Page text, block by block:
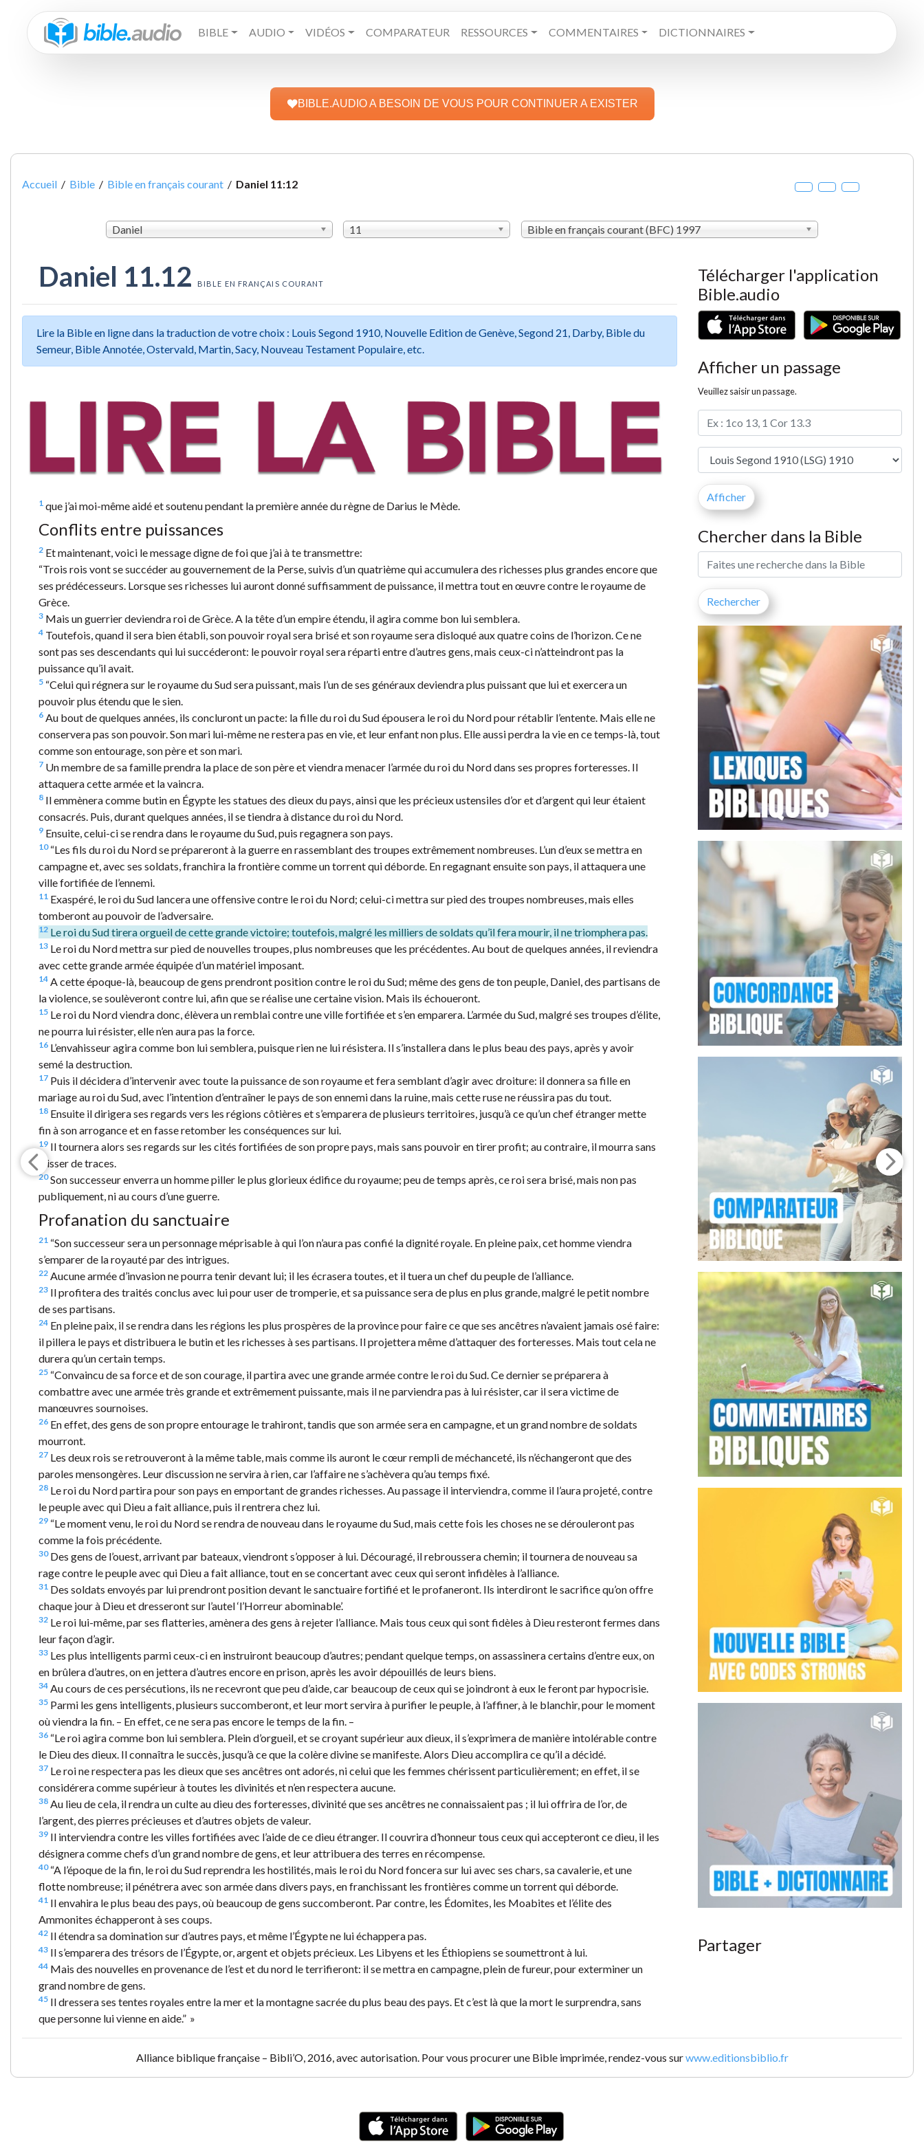
BIBLE AUDIO VIDÉOS COMPARATEUR RESSOURCES COMMENTAIRES DICTIONNAIRES
BIBLE.AUDIO A BESOIN DE VOUS POUR CONTINUER A EXISTER
Accueil / Bible / Bible en français courant / Daniel 11:12
Daniel 11 Bible en français courant (BFC) 1997
Daniel 11.12 BIBLE EN FRANÇAIS COURANT
Lire la Bible en ligne dans la traduction de votre choix : Louis Segond 1910, Nouvelle Edition de Genève, Segond 21, Darby, Bible du
Semeur, Bible Annotée, Ostervald, Martin, Sacy, Nouveau Testament Populaire, etc.
1 que j’ai moi-même aidé et soutenu pendant la première année du règne de Darius le Mède.
Conflits entre puissances
2 Et maintenant, voici le message digne de foi que j’ai à te transmettre:
“Trois rois vont se succéder au gouvernement de la Perse, suivis d’un quatrième qui accumulera des richesses plus grandes encore que
ses prédécesseurs. Lorsque ses richesses lui auront donné suffisamment de puissance, il mettra tout en œuvre contre le royaume de
Grèce.
3 Mais un guerrier deviendra roi de Grèce. A la tête d’un empire étendu, il agira comme bon lui semblera.
4 Toutefois, quand il sera bien établi, son pouvoir royal sera brisé et son royaume sera disloqué aux quatre coins de l’horizon. Ce ne
sont pas ses descendants qui lui succéderont: le pouvoir royal sera réparti entre d’autres gens, mais ceux-ci n’atteindront pas la
puissance qu’il avait.
5 “Celui qui régnera sur le royaume du Sud sera puissant, mais l’un de ses généraux deviendra plus puissant que lui et exercera un
pouvoir plus étendu que le sien.
6 Au bout de quelques années, ils concluront un pacte: la fille du roi du Sud épousera le roi du Nord pour rétablir l’entente. Mais elle ne
conservera pas son pouvoir. Son mari lui-même ne restera pas en vie, et leur enfant non plus. Elle aussi perdra la vie en ce temps-là, tout
comme son entourage, son père et son mari.
7 Un membre de sa famille prendra la place de son père et viendra menacer l’armée du roi du Nord dans ses propres forteresses. Il
attaquera cette armée et la vaincra.
8 Il emmènera comme butin en Égypte les statues des dieux du pays, ainsi que les précieux ustensiles d’or et d’argent qui leur étaient
consacrés. Puis, durant quelques années, il se tiendra à distance du roi du Nord.
9 Ensuite, celui-ci se rendra dans le royaume du Sud, puis regagnera son pays.
10“Les fils du roi du Nord se prépareront à la guerre en rassemblant des troupes extrêmement nombreuses. L’un d’eux se mettra en
campagne et, avec ses soldats, franchira la frontière comme un torrent qui déborde. En regagnant ensuite son pays, il attaquera une
ville fortifiée de l’ennemi.
11 Exaspéré, le roi du Sud lancera une offensive contre le roi du Nord; celui-ci mettra sur pied des troupes nombreuses, mais elles
tomberont au pouvoir de l’adversaire.
12 Le roi du Sud tirera orgueil de cette grande victoire; toutefois, malgré les milliers de soldats qu’il fera mourir, il ne triomphera pas.
13 Le roi du Nord mettra sur pied de nouvelles troupes, plus nombreuses que les précédentes. Au bout de quelques années, il reviendra
avec cette grande armée équipée d’un matériel imposant.
14 A cette époque-là, beaucoup de gens prendront position contre le roi du Sud; même des gens de ton peuple, Daniel, des partisans de
la violence, se soulèveront contre lui, afin que se réalise une certaine vision. Mais ils échoueront.
15 Le roi du Nord viendra donc, élèvera un remblai contre une ville fortifiée et s’en emparera. L’armée du Sud, malgré ses troupes d’élite,
ne pourra lui résister, elle n’en aura pas la force.
16 L’envahisseur agira comme bon lui semblera, puisque rien ne lui résistera. Il s’installera dans le plus beau des pays, après y avoir
semé la destruction.
17 Puis il décidera d’intervenir avec toute la puissance de son royaume et fera semblant d’agir avec droiture: il donnera sa fille en
mariage au roi du Sud, avec l’intention d’entraîner le pays de son ennemi dans la ruine, mais cette ruse ne réussira pas du tout.
18 Ensuite il dirigera ses regards vers les régions côtières et s’emparera de plusieurs territoires, jusqu’à ce qu’un chef étranger mette
fin à son arrogance et en fasse retomber les conséquences sur lui.
19 Il tournera alors ses regards sur les cités fortifiées de son propre pays, mais sans pouvoir en tirer profit; au contraire, il mourra sans
laisser de traces.
20Son successeur enverra un homme piller le plus glorieux édifice du royaume; peu de temps après, ce roi sera brisé, mais non pas
publiquement, ni au cours d’une guerre.
Profanation du sanctuaire
21 “Son successeur sera un personnage méprisable à qui l’on n’aura pas confié la dignité royale. En pleine paix, cet homme viendra
s’emparer de la royauté par des intrigues.
22 Aucune armée d’invasion ne pourra tenir devant lui; il les écrasera toutes, et il tuera un chef du peuple de l’alliance.
23 Il profitera des traités conclus avec lui pour user de tromperie, et sa puissance sera de plus en plus grande, malgré le petit nombre
de ses partisans.
24 En pleine paix, il se rendra dans les régions les plus prospères de la province pour faire ce que ses ancêtres n’avaient jamais osé faire:
il pillera le pays et distribuera le butin et les richesses à ses partisans. Il projettera même d’attaquer des forteresses. Mais tout cela ne
durera qu’un certain temps.
25 “Convaincu de sa force et de son courage, il partira avec une grande armée contre le roi du Sud. Ce dernier se préparera à
combattre avec une armée très grande et extrêmement puissante, mais il ne parviendra pas à lui résister, car il sera victime de
manœuvres sournoises.
26 En effet, des gens de son propre entourage le trahiront, tandis que son armée sera en campagne, et un grand nombre de soldats
mourront.
27 Les deux rois se retrouveront à la même table, mais comme ils auront le cœur rempli de méchanceté, ils n’échangeront que des
paroles mensongères. Leur discussion ne servira à rien, car l’affaire ne s’achèvera qu’au temps fixé.
28 Le roi du Nord partira pour son pays en emportant de grandes richesses. Au passage il interviendra, comme il l’aura projeté, contre
le peuple avec qui Dieu a fait alliance, puis il rentrera chez lui.
29 “Le moment venu, le roi du Nord se rendra de nouveau dans le royaume du Sud, mais cette fois les choses ne se dérouleront pas
comme la fois précédente.
30Des gens de l’ouest, arrivant par bateaux, viendront s’opposer à lui. Découragé, il rebroussera chemin; il tournera de nouveau sa
rage contre le peuple avec qui Dieu a fait alliance, tout en se concertant avec ceux qui seront infidèles à l’alliance.
31 Des soldats envoyés par lui prendront position devant le sanctuaire fortifié et le profaneront. Ils interdiront le sacrifice qu’on offre
chaque jour à Dieu et dresseront sur l’autel ‘l’Horreur abominable’.
32 Le roi lui-même, par ses flatteries, amènera des gens à rejeter l’alliance. Mais tous ceux qui sont fidèles à Dieu resteront fermes dans
leur façon d’agir.
33 Les plus intelligents parmi ceux-ci en instruiront beaucoup d’autres; pendant quelque temps, on assassinera certains d’entre eux, on
en brûlera d’autres, on en jettera d’autres encore en prison, après les avoir dépouillés de leurs biens.
34 Au cours de ces persécutions, ils ne recevront que peu d’aide, car beaucoup de ceux qui se joindront à eux le feront par hypocrisie.
35 Parmi les gens intelligents, plusieurs succomberont, et leur mort servira à purifier le peuple, à l’affiner, à le blanchir, pour le moment
où viendra la fin. – En effet, ce ne sera pas encore le temps de la fin. –
36 “Le roi agira comme bon lui semblera. Plein d’orgueil, et se croyant supérieur aux dieux, il s’exprimera de manière intolérable contre
le Dieu des dieux. Il connaîtra le succès, jusqu’à ce que la colère divine se manifeste. Alors Dieu accomplira ce qu’il a décidé.
37 Le roi ne respectera pas les dieux que ses ancêtres ont adorés, ni celui que les femmes chérissent particulièrement; en effet, il se
considérera comme supérieur à toutes les divinités et n’en respectera aucune.
38 Au lieu de cela, il rendra un culte au dieu des forteresses, divinité que ses ancêtres ne connaissaient pas ; il lui offrira de l’or, de
l’argent, des pierres précieuses et d’autres objets de valeur.
39 Il interviendra contre les villes fortifiées avec l’aide de ce dieu étranger. Il couvrira d’honneur tous ceux qui accepteront ce dieu, il les
désignera comme chefs d’un grand nombre de gens, et leur attribuera des terres en récompense.
40“A l’époque de la fin, le roi du Sud reprendra les hostilités, mais le roi du Nord foncera sur lui avec ses chars, sa cavalerie, et une
flotte nombreuse; il pénétrera avec son armée dans divers pays, en franchissant les frontières comme un torrent qui déborde.
41 Il envahira le plus beau des pays, où beaucoup de gens succomberont. Par contre, les Édomites, les Moabites et l’élite des
Ammonites échapperont à ses coups.
42 Il étendra sa domination sur d’autres pays, et même l’Égypte ne lui échappera pas.
43 Il s’emparera des trésors de l’Égypte, or, argent et objets précieux. Les Libyens et les Éthiopiens se soumettront à lui.
44 Mais des nouvelles en provenance de l’est et du nord le terrifieront: il se mettra en campagne, plein de fureur, pour exterminer un
grand nombre de gens.
45 Il dressera ses tentes royales entre la mer et la montagne sacrée du plus beau des pays. Et c’est là que la mort le surprendra, sans
que personne lui vienne en aide.” »
Télécharger l'application
Bible.audio
Afficher un passage
Veuillez saisir un passage.
Chercher dans la Bible
Partager
Alliance biblique française – Bibli’O, 2016, avec autorisation. Pour vous procurer une Bible imprimée, rendez-vous surwww.editionsbiblio.fr